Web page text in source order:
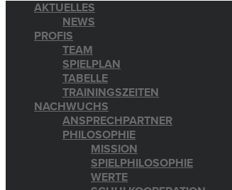
AKTUELLES
NEWS
PROFIS
TEAM
SPIELPLAN
TABELLE
TRAININGSZEITEN
NACHWUCHS
ANSPRECHPARTNER
PHILOSOPHIE
MISSION
SPIELPHILOSOPHIE
WERTE